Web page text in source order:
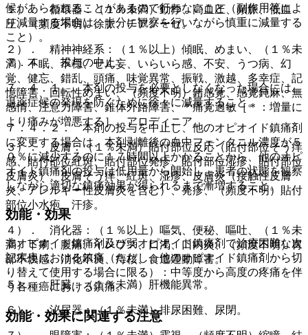
１）． 循環器：（１％未満）動悸、高血圧、頻脈、低血
圧、（頻度不明）徐脈、チアノーゼ。
２）． 精神神経系：（１％以上）傾眠、めまい、（１％未
満）不眠、不穏、せん妄、いらいら感、不安、うつ病、幻
覚、健忘、錯乱、頭痛、味覚異常、振戦、激越、多幸症、記
憶障害、回転性めまい、（頻度不明）錯感覚、感覚鈍麻、無
感情、注意力障害、錐体外路障害、＊痛覚過敏［＊：増量に
より痛みが増悪する］、アロディニア。
３）． 皮膚：（１％未満）貼付部位反応（貼付部位そう痒
感、貼付部位紅斑、貼付部位発疹、貼付部位湿疹、貼付部位
皮膚炎）、皮膚そう痒、紅斑、湿疹、皮膚炎（接触性皮膚
炎、アレルギー性皮膚炎を含む）、発疹、（頻度不明）貼付
部位小水疱、汗疹。
４）． 消化器：（１％以上）嘔気、便秘、嘔吐、（１％未
満）下痢、腹痛、イレウス、口渇、口内炎、（頻度不明）胃
部不快感、消化不良、痔核、食道運動障害。
５）． 肝臓：（１％未満）肝機能異常。
６）． 泌尿器：（１％未満）排尿困難、尿閉。
候があらわれることがあるので行わないこと（副作用等によ
り減量する場合は、十分に観察を行いながら慎重に減量する
こと）。
７．４． 投与の中止
７．４．１． 本剤の投与を必要としなくなった場合には、
退薬症候の発現を防ぐために徐々に減量すること。
７．４．２． 本剤の投与を中止し、他のオピオイド鎮痛剤
に変更する場合は、本剤剥離後の血中フェンタニル濃度が５
０％に減少するのに１７時間以上かかることから、他のオピ
オイド鎮痛剤の投与は低用量から開始し、患者の状態を観察
しながら適切な鎮痛効果が得られるまで漸増すること。
効能・効果
非オピオイド鎮痛剤及び弱オピオイド鎮痛剤で治療困難な次
記疾患における鎮痛（ただし、他のオピオイド鎮痛剤から切
り替えて使用する場合に限る）：中等度から高度の疼痛を伴
う各種癌における鎮痛。
効能・効果に関連する注意